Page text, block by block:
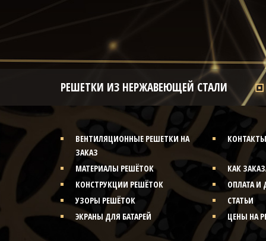
РЕШЕТКИ ИЗ НЕРЖАВЕЮЩЕЙ СТАЛИ
ВЕНТИЛЯЦИОННЫЕ РЕШЕТКИ НА
ЗАКАЗ
КОНТАКТЫ
МАТЕРИАЛЫ РЕШЁТОК
КАК
КОНСТРУКЦИИ РЕШЁТОК
ОПЛАТА И
УЗОРЫ РЕШЁТОК
СТАТЬИ
ЭКРАНЫ ДЛЯ БАТАРЕЙ
ЦЕНЫ НА